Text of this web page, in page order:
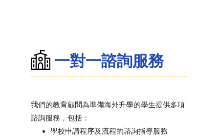
一對一諮詢服務
我們的教育顧問為準備海外升學的學生提供多項
諮詢服務，包括：
學校申請程序及流程的諮詢指導服務